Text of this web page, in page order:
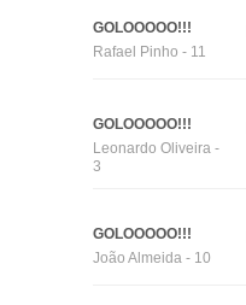
GOLOOOOO!!!
Rafael Pinho - 11
GOLOOOOO!!!
Leonardo Oliveira -
3
GOLOOOOO!!!
João Almeida - 10